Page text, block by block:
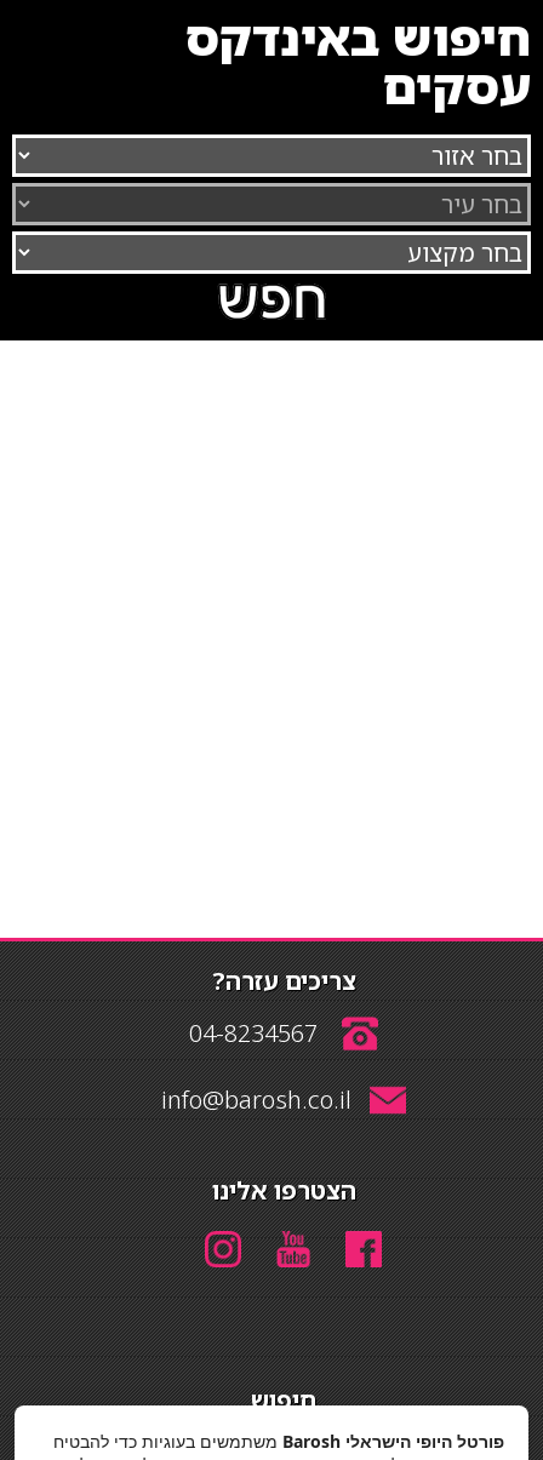
חיפוש באינדקס
עסקים
צריכים עזרה?
04-8234567
info@barosh.co.il
הצטרפו אלינו
חיפוש
פורטל היופי הישראלי Barosh
משתמשים בעוגיות כדי להבטיח